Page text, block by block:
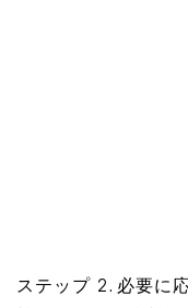
ステップ 2. 必要に